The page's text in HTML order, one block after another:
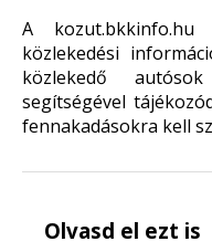
A kozut.bkkinfo.hu
közlekedési
közlekedő
segítségével
fennakadásokra kell
Olvasd el ezt is